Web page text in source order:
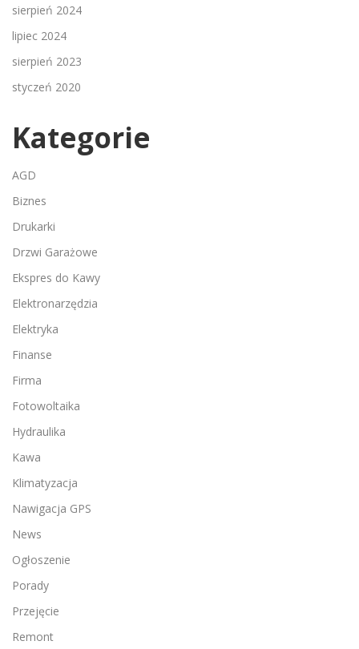
sierpień 2024
lipiec 2024
sierpień 2023
styczeń 2020
Kategorie
AGD
Biznes
Drukarki
Drzwi Garażowe
Ekspres do Kawy
Elektronarzędzia
Elektryka
Finanse
Firma
Fotowoltaika
Hydraulika
Kawa
Klimatyzacja
Nawigacja GPS
News
Ogłoszenie
Porady
Przejęcie
Remont